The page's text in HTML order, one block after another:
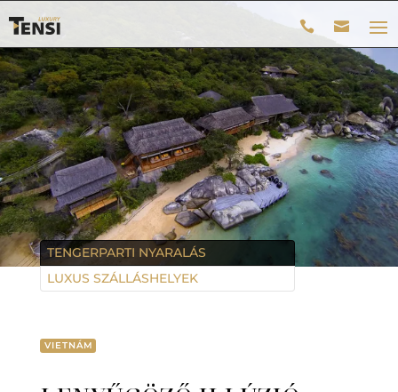
TENGERPARTI NYARALÁS
LUXUS SZÁLLÁSHELYEK
VIETNÁM